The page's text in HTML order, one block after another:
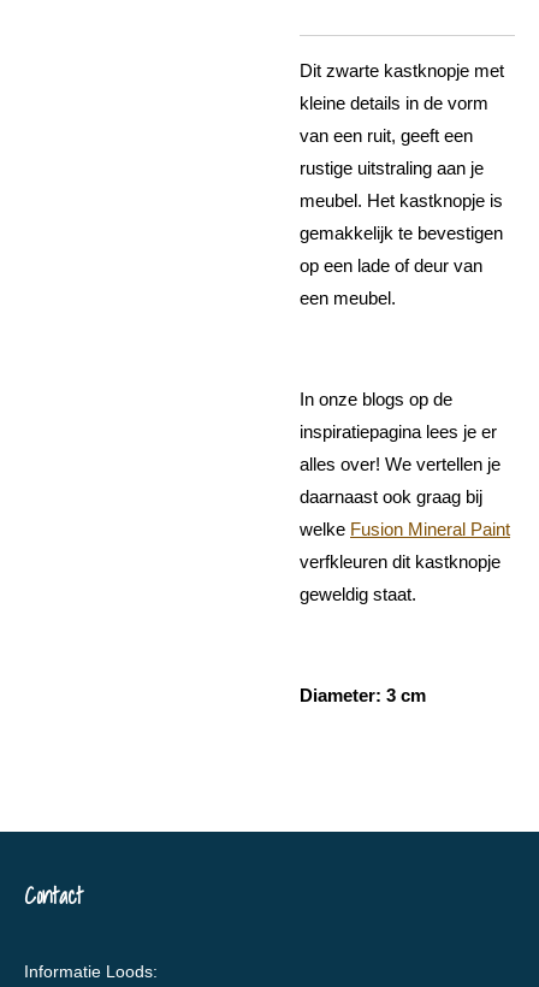
Dit zwarte kastknopje met
kleine details in de vorm
van een ruit, geeft een
rustige uitstraling aan je
meubel. Het kastknopje is
gemakkelijk te bevestigen
op een lade of deur van
een meubel.
In onze blogs op de
inspiratiepagina lees je er
alles over! We vertellen je
daarnaast ook graag bij
welke Fusion Mineral Paint
verfkleuren dit kastknopje
geweldig staat.
Diameter: 3 cm
Contact
Informatie Loods: